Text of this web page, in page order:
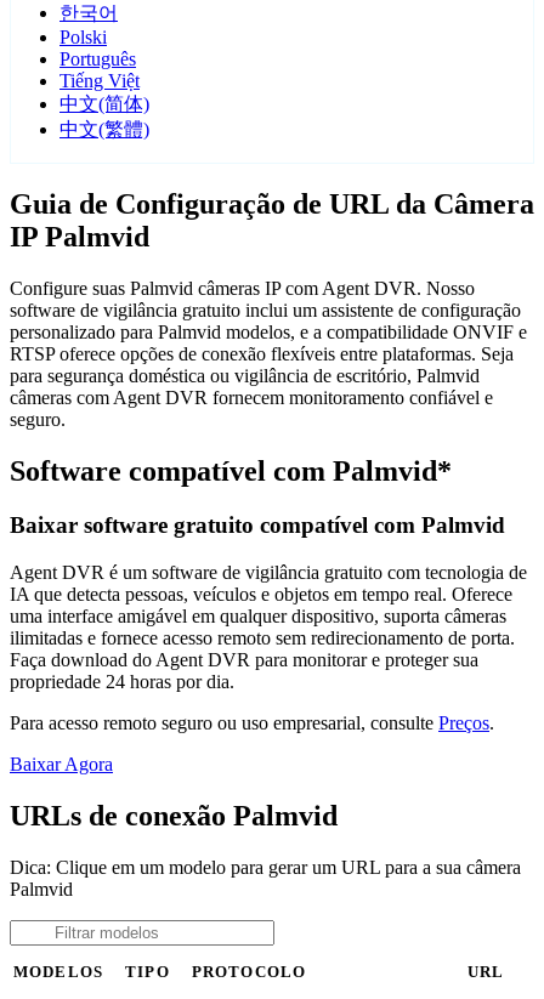
한국어
Polski
Português
Tiếng Việt
中文(简体)
中文(繁體)
Guia de Configuração de URL da Câmera
IP Palmvid
Configure suas Palmvid câmeras IP com Agent DVR. Nosso
software de vigilância gratuito inclui um assistente de configuração
personalizado para Palmvid modelos, e a compatibilidade ONVIF e
RTSP oferece opções de conexão flexíveis entre plataformas. Seja
para segurança doméstica ou vigilância de escritório, Palmvid
câmeras com Agent DVR fornecem monitoramento confiável e
seguro.
Software compatível com Palmvid*
Baixar software gratuito compatível com Palmvid
Agent DVR é um software de vigilância gratuito com tecnologia de
IA que detecta pessoas, veículos e objetos em tempo real. Oferece
uma interface amigável em qualquer dispositivo, suporta câmeras
ilimitadas e fornece acesso remoto sem redirecionamento de porta.
Faça download do Agent DVR para monitorar e proteger sua
propriedade 24 horas por dia.
Para acesso remoto seguro ou uso empresarial, consulte Preços.
Baixar Agora
URLs de conexão Palmvid
Dica: Clique em um modelo para gerar um URL para a sua câmera
Palmvid
MODELOS TIPO PROTOCOLO URL